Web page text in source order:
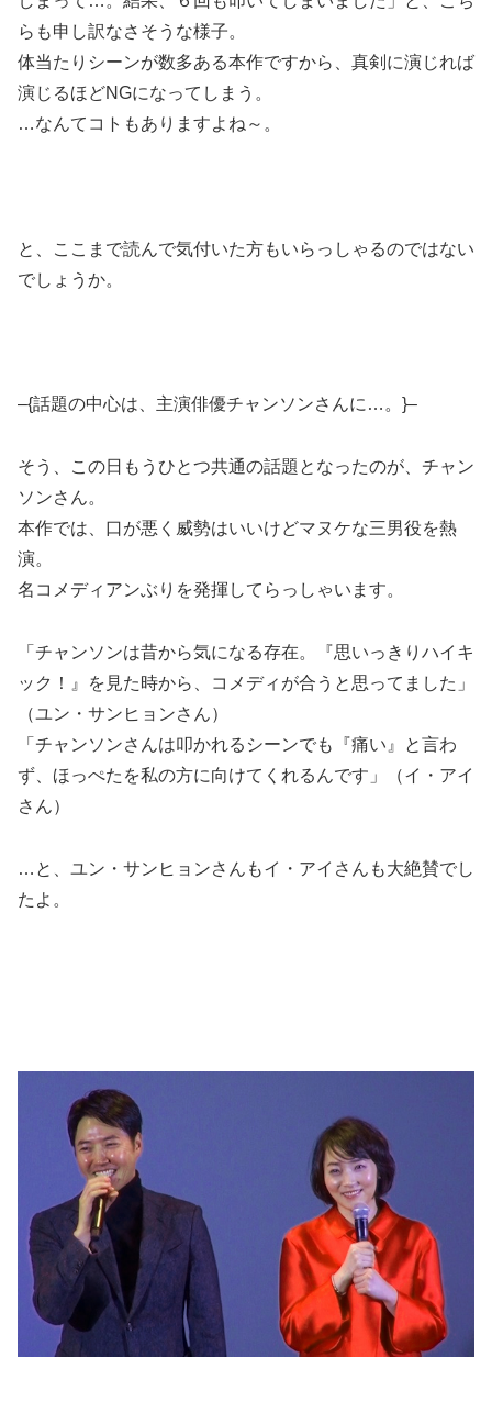
らも申し訳なさそうな様子。
体当たりシーンが数多ある本作ですから、真剣に演じれば
演じるほどNGになってしまう。
…なんてコトもありますよね～。
と、ここまで読んで気付いた方もいらっしゃるのではない
でしょうか。
–{話題の中心は、主演俳優チャンソンさんに…。}–
そう、この日もうひとつ共通の話題となったのが、チャン
ソンさん。
本作では、口が悪く威勢はいいけどマヌケな三男役を熱
演。
名コメディアンぶりを発揮してらっしゃいます。
「チャンソンは昔から気になる存在。『思いっきりハイキ
ック！』を見た時から、コメディが合うと思ってました」
（ユン・サンヒョンさん）
「チャンソンさんは叩かれるシーンでも『痛い』と言わ
ず、ほっぺたを私の方に向けてくれるんです」（イ・アイ
さん）
…と、ユン・サンヒョンさんもイ・アイさんも大絶賛でし
たよ。